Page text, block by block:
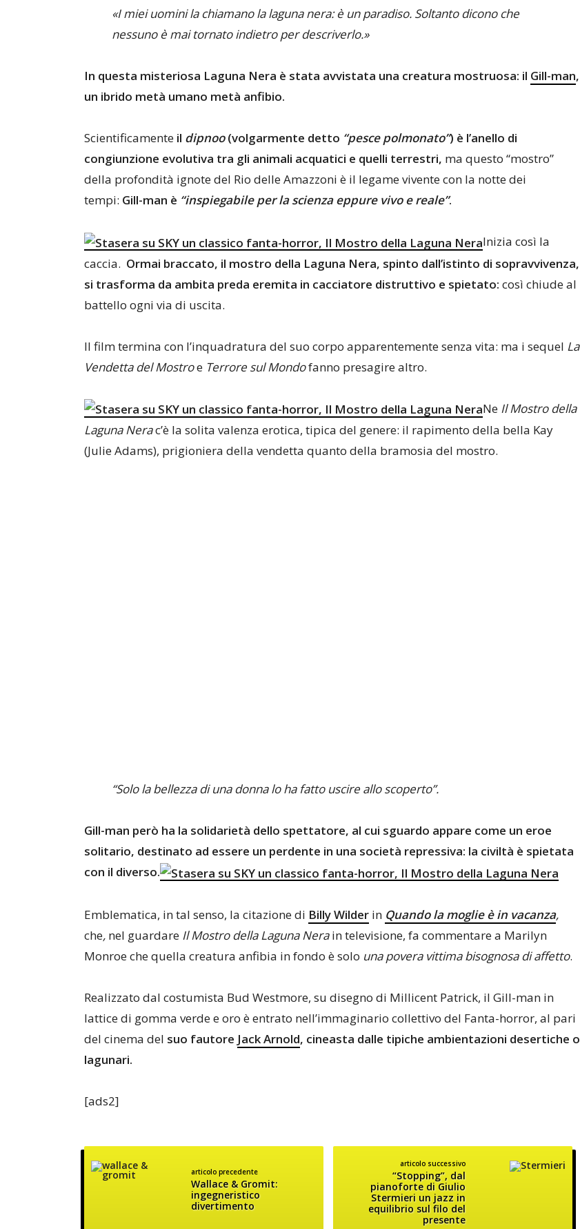
«I miei uomini la chiamano la laguna nera: è un paradiso. Soltanto dicono che
nessuno è mai tornato indietro per descriverlo.»
In questa misteriosa Laguna Nera è stata avvistata una creatura mostruosa: il Gill-man,
un ibrido metà umano metà anfibio.
Scientificamente il dipnoo(volgarmente detto “pesce polmonato”) è l’anello di
congiunzione evolutiva tra gli animali acquatici e quelli terrestri, ma questo “mostro”
della profondità ignote del Rio delle Amazzoni è il legame vivente con la notte dei
tempi: Gill-man è “inspiegabile per la scienza eppure vivo e reale”.
Inizia così la
caccia. Ormai braccato, il mostro della Laguna Nera, spinto dall’istinto di sopravvivenza,
si trasforma da ambita preda eremita in cacciatore distruttivo e spietato: così chiude al
battello ogni via di uscita.
Il film termina con l’inquadratura del suo corpo apparentemente senza vita: ma i sequel La
Vendetta del Mostroe Terrore sul Mondofanno presagire altro.
Ne Il Mostro della
Laguna Nerac’è la solita valenza erotica, tipica del genere: il rapimento della bella Kay
(Julie Adams), prigioniera della vendetta quanto della bramosia del mostro.
“Solo la bellezza di una donna lo ha fatto uscire allo scoperto”.
Gill-man però ha la solidarietà dello spettatore, al cui sguardo appare come un eroe
solitario, destinato ad essere un perdente in una società repressiva: la civiltà è spietata
con il diverso.
Emblematica, in tal senso, la citazione di Billy Wilder in Quando la moglie è in vacanza,
che, nel guardare Il Mostro della Laguna Nerain televisione, fa commentare a Marilyn
Monroe che quella creatura anfibia in fondo è solo una povera vittima bisognosa di affetto.
Realizzato dal costumista Bud Westmore, su disegno di Millicent Patrick, il Gill-man in
lattice di gomma verde e oro è entrato nell’immaginario collettivo del Fanta-horror, al pari
del cinema del suo fautore Jack Arnold, cineasta dalle tipiche ambientazioni desertiche o
lagunari.
[ads2]
articolo precedente
Wallace & Gromit:
ingegneristico
divertimento
articolo successivo
“Stopping”, dal
pianoforte di Giulio
Stermieri un jazz in
equilibrio sul filo del
presente